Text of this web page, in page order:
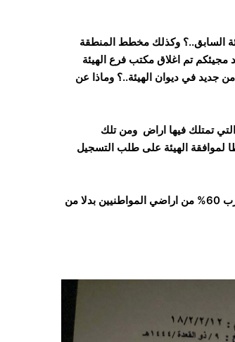
السابق..؟ وكذلك مخطط المنطقة
تم اغلاق مكتب فرع الهيئة
جديد في ديوان الهيئة..؟ وماذا عن
التي تمتلك فيها اراض ومن تلك
الهيئة على طلب التسجيل
ـ ماذا عن قيام الهيئة بإنزال مخططات لوحدات جوار توضح هذه المخططات خصم ما يقارب 60% من اراضي المواطنيين بدلا من